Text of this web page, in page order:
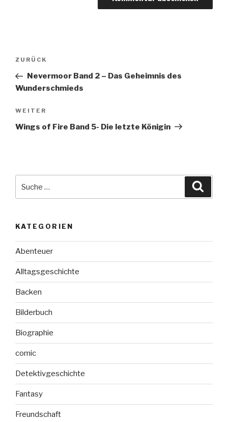
Beitragsnavigation
Vorheriger
Beitrag
ZURÜCK
Nevermoor Band 2 – Das Geheimnis des
Wunderschmieds
Nächster
Beitrag
WEITER
Wings of Fire Band 5- Die letzte Königin
nach:
KATEGORIEN
Abenteuer
Alltagsgeschichte
Backen
Bilderbuch
Biographie
comic
Detektivgeschichte
Fantasy
Freundschaft